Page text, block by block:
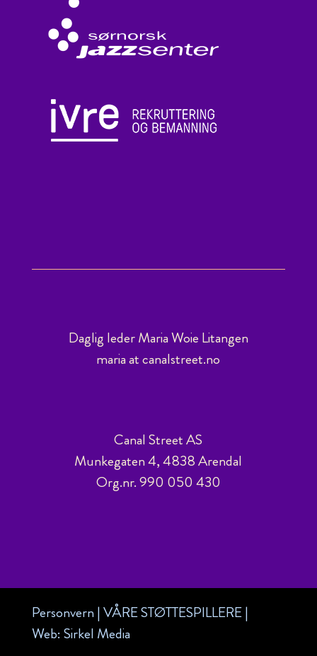
Daglig leder Maria Woie Litangen
maria at canalstreet.no
Canal Street AS
Munkegaten 4, 4838 Arendal
Org.nr. 990 050 430
Personvern|VÅRE STØTTESPILLERE|
Web: Sirkel Media